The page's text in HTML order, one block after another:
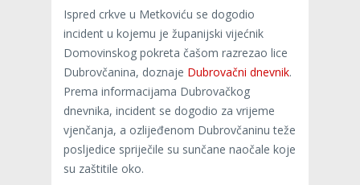
Ispred crkve u Metkoviću se dogodio
incident u kojemu je županijski vijećnik
Domovinskog pokreta čašom razrezao lice
Dubrovčanina, doznaje Dubrovačni dnevnik.
Prema informacijama Dubrovačkog
dnevnika, incident se dogodio za vrijeme
vjenčanja, a ozlijeđenom Dubrovčaninu teže
posljedice spriječile su sunčane naočale koje
su zaštitile oko.